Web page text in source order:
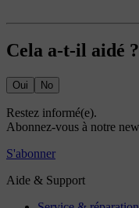
Cela a-t-il aidé ?
Oui No